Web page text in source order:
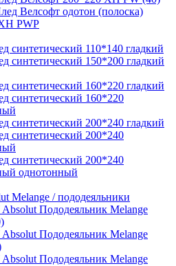
Велсофт одотон (полоска)
PWP
синтетический 110*140 гладкий
синтетический 150*200 гладкий
синтетический 160*220 гладкий
синтетический 160*220
синтетический 200*240 гладкий
синтетический 200*240
синтетический 200*240
однотонный
Melange / пододеяльники
Absolut Пододеяльник Melange
Absolut Пододеяльник Melange
Absolut Пододеяльник Melange